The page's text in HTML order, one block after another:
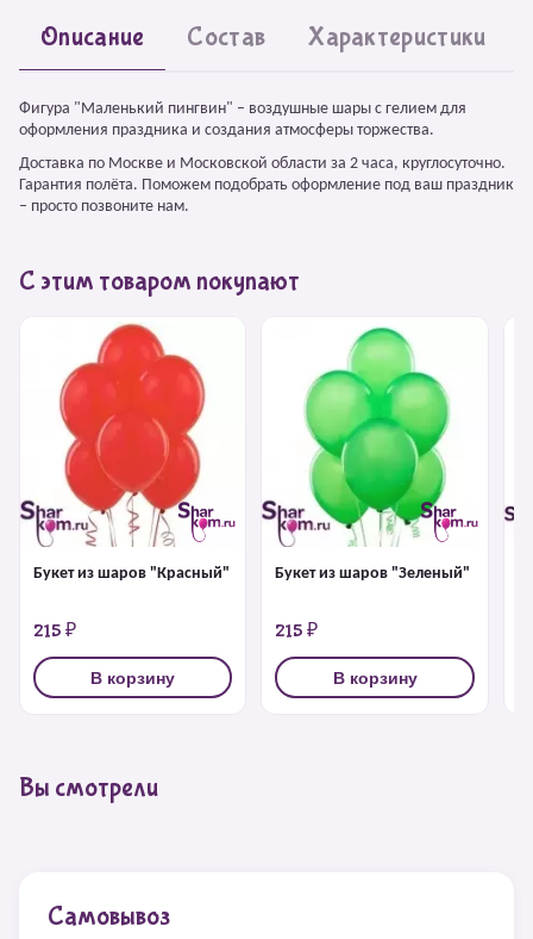
Описание Состав Характеристики
Фигура "Маленький пингвин" – воздушные шары с гелием для
оформления праздника и создания атмосферы торжества.
Доставка по Москве и Московской области за 2 часа, круглосуточно.
Гарантия полёта. Поможем подобрать оформление под ваш праздник
– просто позвоните нам.
С этим товаром покупают
Букет из шаров "Красный"
215 ₽
В корзину
Букет из шаров "Зеленый"
215 ₽
В корзину
Вы смотрели
Самовывоз